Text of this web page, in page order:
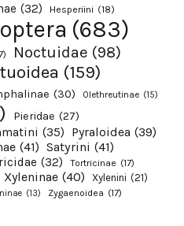
(32) Hesperiini (18)
(683)
Noctuidae (98)
(159)
(30) Olethreutinae (15)
Pieridae (27)
(35) Pyraloidea (39)
(41) Satyrini (41)
(32) Tortricinae (17)
Xyleninae (40) Xylenini (21)
(13) Zygaenoidea (17)